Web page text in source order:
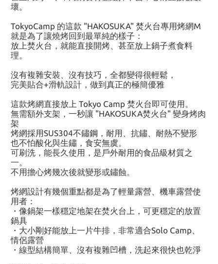
壞。
TokyoCamp 的這款 "HAKOSUKA" 焚火台專用烤網M
就是為了讓燒烤回到最單純的樣子：
放上焚火台，就能直接開烤、甚至放上鍋子煮食料
理。
沒有複雜安裝、沒有技巧，全都變得很輕鬆，
完美貼合+滑軌設計，做到真正的極簡優雅
這款烤網直接放上 Tokyo Camp 焚火台即可使用。
無需額外支架，一秒讓 "HAKOSUKA焚火台" 變身烤肉
架
烤網採用SUS304不鏽鋼，耐用、抗鏽、耐熱不變形
也不怕酸化與生鏽，食安無虞。
可刷洗，能長久使用，是戶外耐用的食品級材質之
一。
不用擔心烤幾次後就變形或鏽蝕。
烤網設計有幾個重點都是為了輕量露營、機車露營使
用者：
・像鍋架一樣穩定地架在焚火台上，可更穩定的放置
鍋具
・大小剛好能放上一片牛排，非常適合Solo Camp、
情侶露營
・線型結構簡單、沒有複雜凹槽，洗起來很快也乾淨